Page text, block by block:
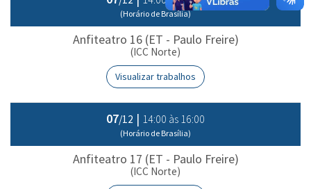
(Horário de Brasília)
Anfiteatro 16 (ET - Paulo Freire)
(ICC Norte)
Visualizar trabalhos
07/12 | 14:00 às 16:00
(Horário de Brasília)
Anfiteatro 17 (ET - Paulo Freire)
(ICC Norte)